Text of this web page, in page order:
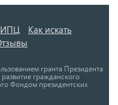
Как искать
гранта Президента
гражданского
Фондом президентских